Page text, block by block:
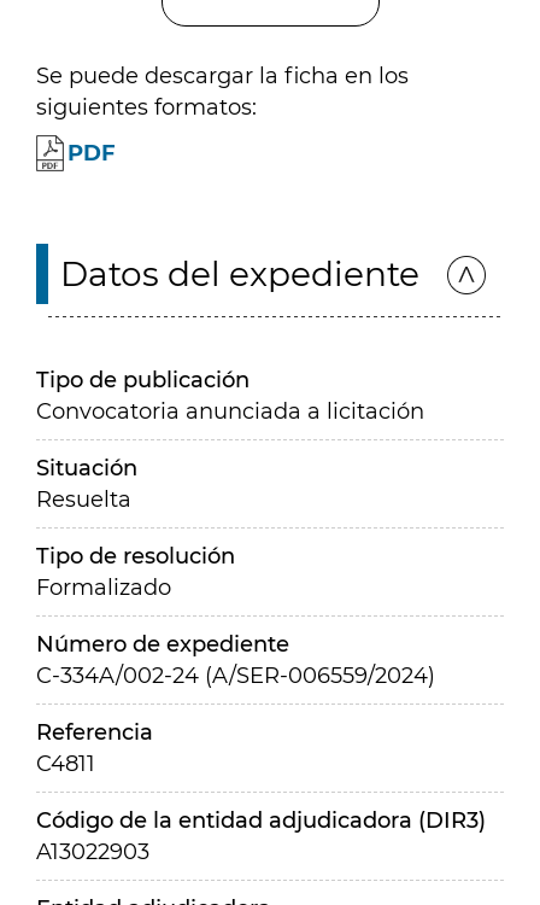
Se puede descargar la ficha en los
siguientes formatos:
PDF
Datos del expediente
Tipo de publicación
Convocatoria anunciada a licitación
Situación
Resuelta
Tipo de resolución
Formalizado
Número de expediente
C-334A/002-24 (A/SER-006559/2024)
Referencia
C4811
Código de la entidad adjudicadora (DIR3)
A13022903